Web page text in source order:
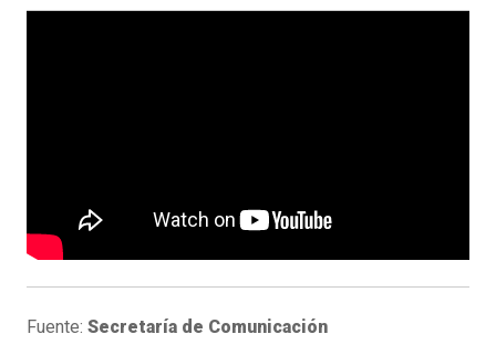
Fuente: Secretaría de Comunicación